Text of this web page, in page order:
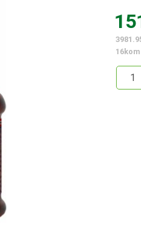
16kom